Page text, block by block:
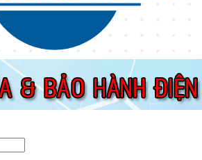
điện dân dụng, thiết bị nhà bếp tại Hà